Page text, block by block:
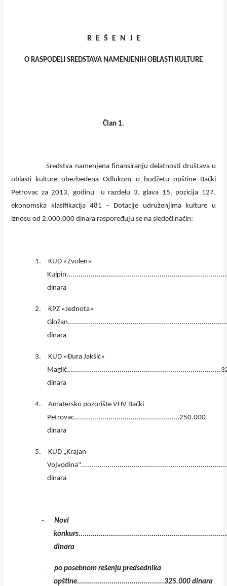
R E Š E N J E
O RASPODELI SREDSTAVA NAMENJENIH OBLASTI KULTURE
Član 1.
Sredstva namenjena finansiranju delatnosti društava u
oblasti kulture obezbeđena Odlukom o budžetu opštine Bački
Petrovac za 2013. godinu u razdelu 3. glava 15. pozicija 127.
ekonomska klasifikacija 481 - Dotacije udruženjima kulture u
iznosu od 2.000.000 dinara raspoređuju se na sledeći način:
1.
KUD «Zvolen»
dinara
2.
KPZ «Jednota»
dinara
3.
KUD «Đura Jakšić»
dinara
4.
Amatersko pozorište VHV Bački
Petrovac....................................................250.000
dinara
5.
KUD „Krajan
dinara
-
Novi
dinara
-
po posebnom rešenju predsednika
opštine...........................................325.000 dinara